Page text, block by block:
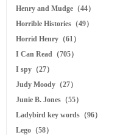
Henry and Mudge（44）
Horrible Histories（49）
Horrid Henry（61）
I Can Read（705）
I spy（27）
Judy Moody（27）
Junie B. Jones（55）
Ladybird key words（96）
Lego（58）